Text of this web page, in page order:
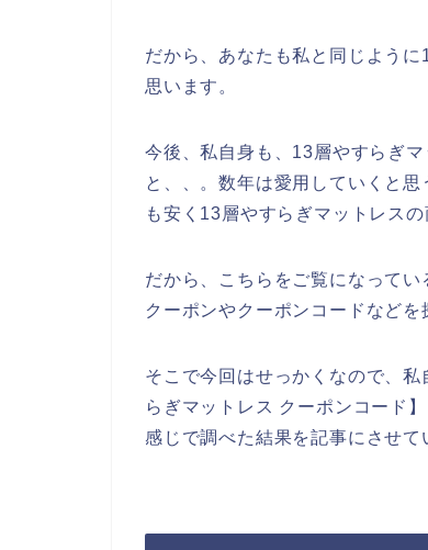
だから、あなたも私と同じよう
思います。
今後、私自身も、13層やすらぎ
と、、。数年は愛用していくと
も安く13層やすらぎマットレス
だから、こちらをご覧になって
クーポンやクーポンコードなどを
そこで今回はせっかくなので、
らぎマットレス クーポンコード
感じで調べた結果を記事にさせて